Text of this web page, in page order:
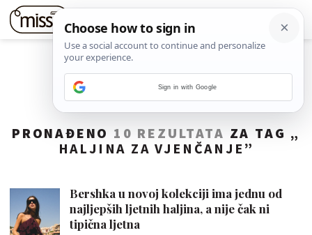
PRONAĐENO 10 REZULTATA ZA TAG „
HALJINA ZA VJENČANJE ”
Bershka u novoj kolekciji ima jednu od
najljepših ljetnih haljina, a nije čak ni
tipična ljetna
Sign in with Google